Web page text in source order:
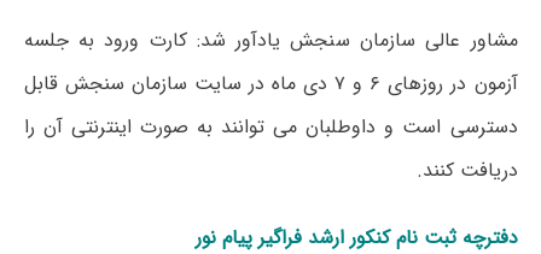
مشاور عالی سازمان سنجش یادآور شد: کارت ورود به جلسه
آزمون در روزهای ۶ و ۷ دی ماه در سایت سازمان سنجش قابل
دسترسی است و داوطلبان می توانند به صورت اینترنتی آن را
دریافت کنند.
دفترچه ثبت نام کنکور ارشد فراگیر پیام نور